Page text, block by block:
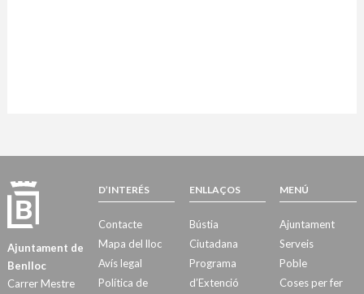
Ajuntament de
Benlloc
Carrer Mestre
D’INTERÉS
Contacte
Mapa del lloc
Avís legal
Política de
ENLLAÇOS
Bústia
Ciutadana
Programa
d’Extenció
MENÚ
Ajuntament
Serveis
Poble
Coses per fer